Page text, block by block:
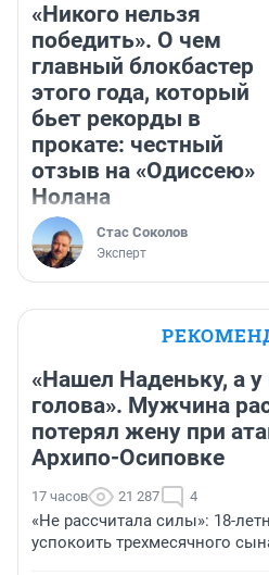
«Никого нельзя
победить». О чем
главный блокбастер
этого года, который
бьет рекорды в
прокате: честный
отзыв на «Одиссею»
Нолана
Стас Соколов
Эксперт
«Нашел Наденьку, а у
голова». Мужчина
потерял жену при
Архипо-Осиповке
17 часов 21 287 4
«Не рассчитала силы»: 18-
успокоить трехмесячного